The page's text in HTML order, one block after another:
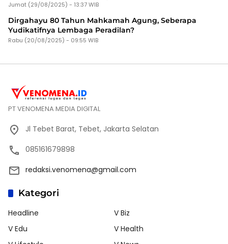
Jumat (29/08/2025) - 13:37 WIB
Dirgahayu 80 Tahun Mahkamah Agung, Seberapa
Yudikatifnya Lembaga Peradilan?
Rabu (20/08/2025) - 09:55 WIB
PT VENOMENA MEDIA DIGITAL
Jl Tebet Barat, Tebet, Jakarta Selatan
085161679898
redaksi.venomena@gmail.com
Kategori
Headline
V Biz
V Edu
V Health